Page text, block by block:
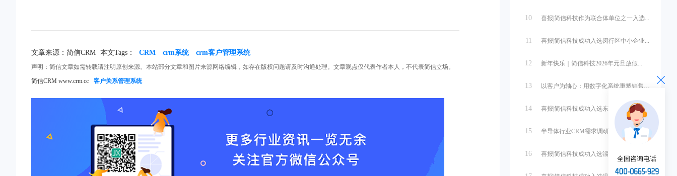
10 喜报|简信科技作为联合体单位之一入选...
11 喜报|简信科技成功入选闵行区中小企业...
12 新年快乐｜简信科技2026年元旦放假...
13 以客户为轴心：用数字化系统重塑销售管...
14 喜报|简信科技成功入选东营市中小企业...
15 半导体行业CRM需求调研与系统设计
16 喜报|简信科技成功入选淄博市中小企业...
文章来源：简信CRM 本文Tags： CRM crm系统 crm客户管理系统
声明：简信文章如需转载请注明原创来源。本站部分文章和图片来源网络编辑，如存在版权问题请及时沟通处理。文章观点仅代表作者本人，不代表简信立场。
简信CRM www.crm.cc
客户关系管理系统
全国咨询电话